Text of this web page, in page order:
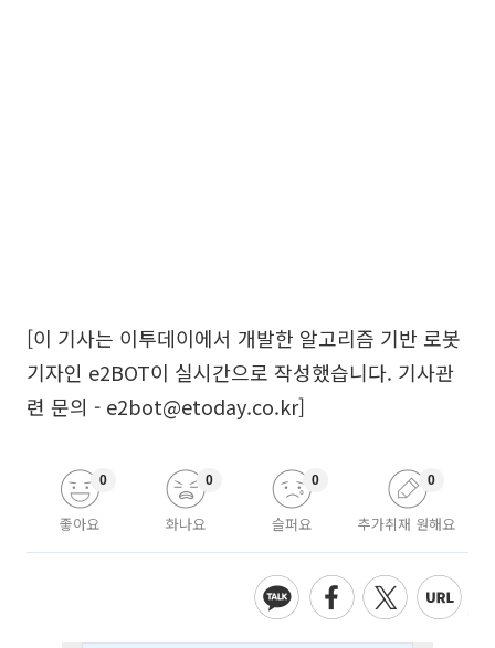
[이 기사는 이투데이에서 개발한 알고리즘 기반 로봇
기자인 e2BOT이 실시간으로 작성했습니다. 기사관
련 문의 - e2bot@etoday.co.kr]
좋아요
0
화나요
0
슬퍼요
0
추가취재 원해요
0